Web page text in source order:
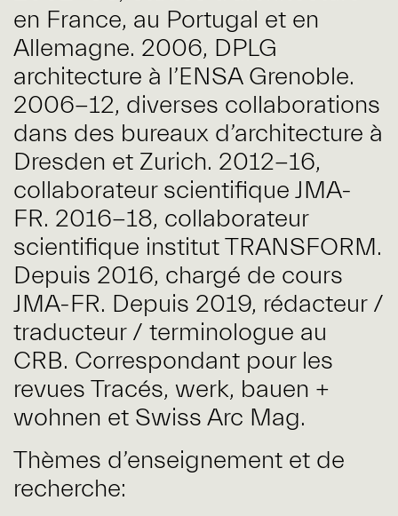
en France, au Portugal et en
Allemagne. 2006, DPLG
architecture à l’ENSA Grenoble.
2006-12, diverses collaborations
dans des bureaux d’architecture à
Dresden et Zurich. 2012-16,
collaborateur scientifique JMA-
FR. 2016-18, collaborateur
scientifique institut TRANSFORM.
Depuis 2016, chargé de cours
JMA-FR. Depuis 2019, rédacteur /
traducteur / terminologue au
CRB. Correspondant pour les
revues Tracés, werk, bauen +
wohnen et Swiss Arc Mag.
Thèmes d’enseignement et de
recherche: